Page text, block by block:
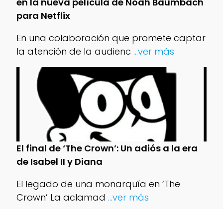
para Netflix
En una colaboración que promete captar
la atención de la audienc ...ver más
El final de ‘The Crown’: Un adiós a la era
de Isabel II y Diana
El legado de una monarquía en ‘The
Crown’ La aclamad ...ver más